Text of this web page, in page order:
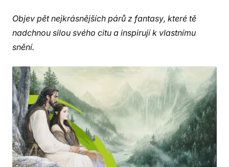
Objev pět nejkrásnějších párů z fantasy, které tě
nadchnou silou svého citu a inspirují k vlastnímu
snění.